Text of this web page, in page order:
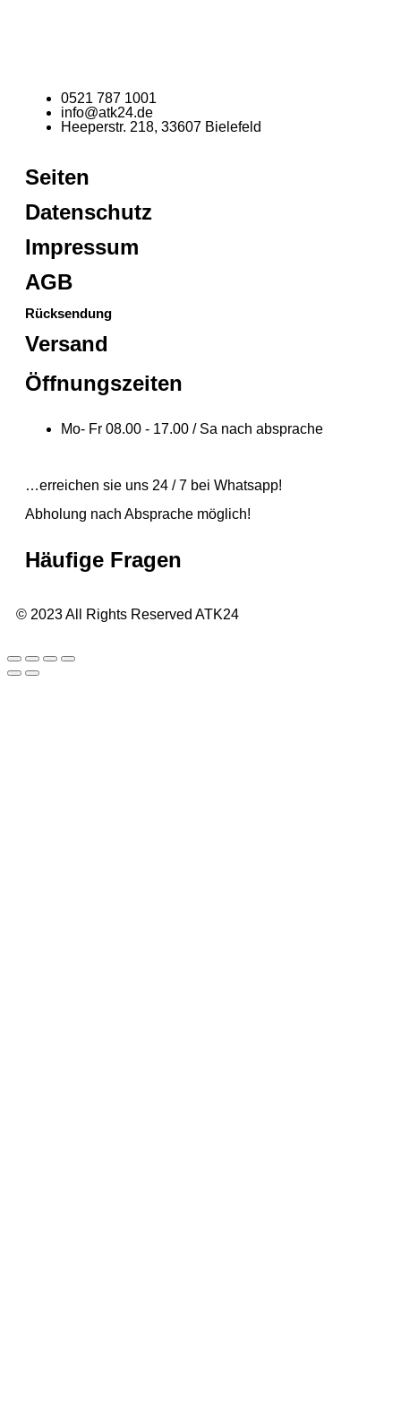
0521 787 1001
info@atk24.de
Heeperstr. 218, 33607 Bielefeld
Seiten
Datenschutz
Impressum
AGB
Rücksendung
Versand
Öffnungszeiten
Mo- Fr 08.00 - 17.00 / Sa nach absprache
…erreichen sie uns 24 / 7 bei Whatsapp!
Abholung nach Absprache möglich!
Häufige Fragen
© 2023 All Rights Reserved ATK24